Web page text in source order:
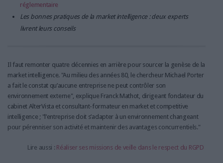
réglementaire
Les bonnes pratiques de la market intelligence : deux experts
livrent leurs conseils
Il faut remonter quatre décennies en arrière pour sourcer la genèse de la
market intelligence. "Au milieu des années 80, le chercheur Michael Porter
a fait le constat qu’aucune entreprise ne peut contrôler son
environnement externe", explique Franck Mathot, dirigeant fondateur du
cabinet AlterVista et consultant-formateur en market et competitive
intelligence ; "l’entreprise doit s’adapter à un environnement changeant
pour pérenniser son activité et maintenir des avantages concurrentiels."
Lire aussi : Réaliser ses missions de veille dans le respect du RGPD